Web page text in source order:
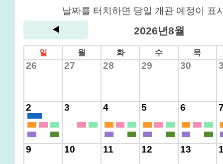
날짜를 터치하면 당일 개관 예정이 표
2026년8월
일 월 화 수 목
26 27 28 29 30
2 3 4 5 6
9 10 11 12 13